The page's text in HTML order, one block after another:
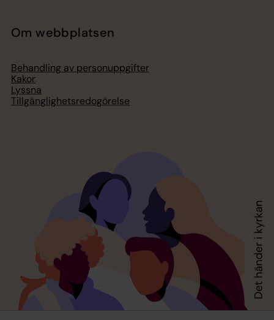
Om webbplatsen
Behandling av personuppgifter
Kakor
Lyssna
Tillgänglighetsredogörelse